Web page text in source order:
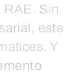
RAE. Sin
este
Y